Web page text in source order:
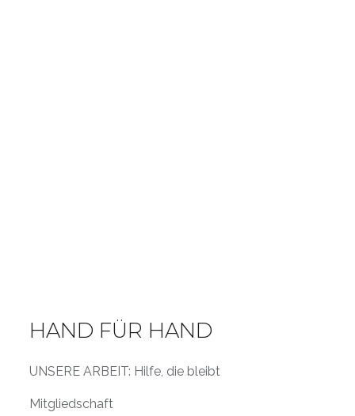
HAND FÜR HAND
UNSERE ARBEIT: Hilfe, die bleibt
Mitgliedschaft